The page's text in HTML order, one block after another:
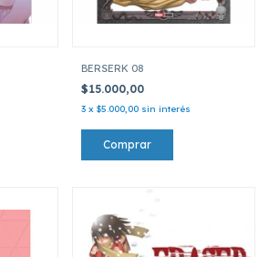
BERSERK 08
$15.000,00
3 x $5.000,00 sin interés